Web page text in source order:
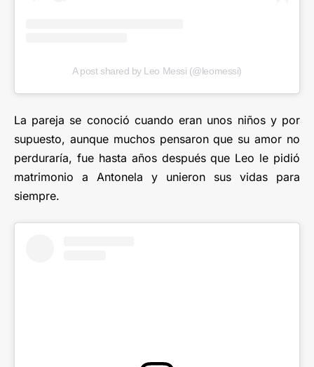
A post shared by Leo Messi (@leomessi)
La pareja se conoció cuando eran unos niños y por
supuesto, aunque muchos pensaron que su amor no
perduraría, fue hasta años después que Leo le pidió
matrimonio a Antonela y unieron sus vidas para
siempre.